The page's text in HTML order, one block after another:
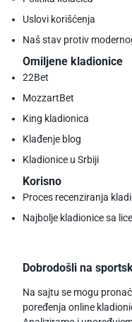
Uslovi korišćenja
Naš stav protiv
Omiljene kladionice
22Bet
MozzartBet
King kladionica
Klađenje blog
Kladionice u Srbiji
Korisno
Proces recenziranja
Najbolje kladionice sa
Dobrodošli na
Na sajtu se mogu
poređenja online